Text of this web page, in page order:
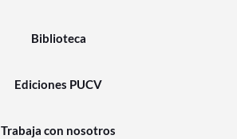
Biblioteca
Ediciones PUCV
Trabaja con nosotros